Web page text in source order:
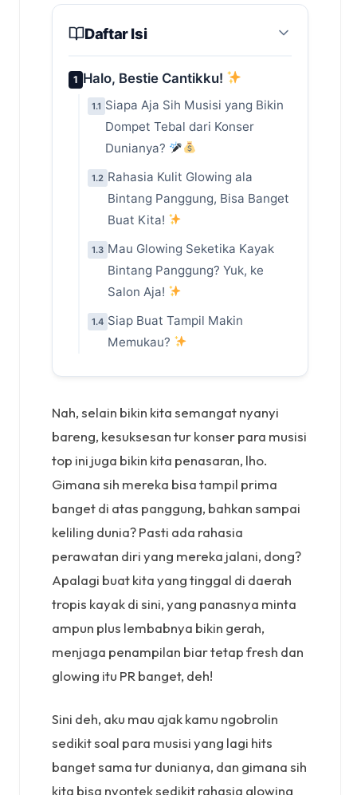
Daftar Isi
1 Halo, Bestie Cantikku!
1.1 Siapa Aja Sih Musisi yang Bikin
Dompet Tebal dari Konser
Dunianya?
1.2 Rahasia Kulit Glowing ala
Bintang Panggung, Bisa Banget
Buat Kita!
1.3 Mau Glowing Seketika Kayak
Bintang Panggung? Yuk, ke
Salon Aja!
1.4 Siap Buat Tampil Makin
Memukau?
Nah, selain bikin kita semangat nyanyi
bareng, kesuksesan tur konser para musisi
top ini juga bikin kita penasaran, lho.
Gimana sih mereka bisa tampil prima
banget di atas panggung, bahkan sampai
keliling dunia? Pasti ada rahasia
perawatan diri yang mereka jalani, dong?
Apalagi buat kita yang tinggal di daerah
tropis kayak di sini, yang panasnya minta
ampun plus lembabnya bikin gerah,
menjaga penampilan biar tetap fresh dan
glowing itu PR banget, deh!
Sini deh, aku mau ajak kamu ngobrolin
sedikit soal para musisi yang lagi hits
banget sama tur dunianya, dan gimana sih
kita bisa nyontek sedikit rahasia glowing